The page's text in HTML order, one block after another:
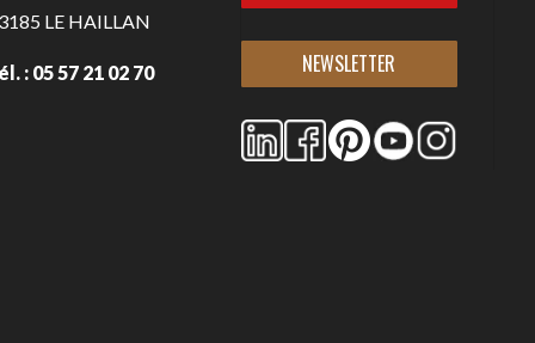
LE HAILLAN
: 05 57 21 02 70 NEWSLETTER